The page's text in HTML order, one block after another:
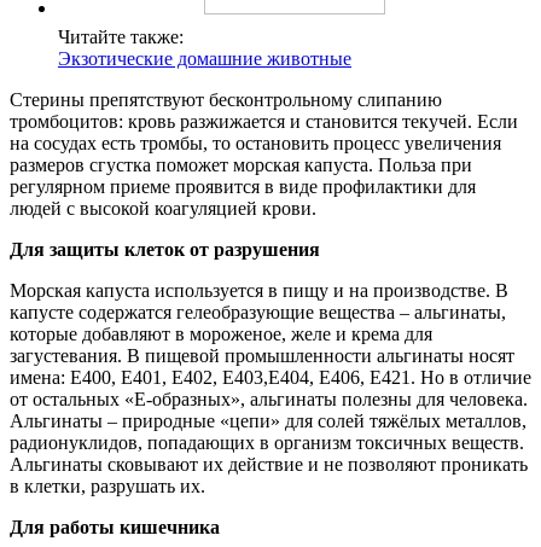
Читайте также:
Экзотические домашние животные
Стерины препятствуют бесконтрольному слипанию
тромбоцитов: кровь разжижается и становится текучей. Если
на сосудах есть тромбы, то остановить процесс увеличения
размеров сгустка поможет морская капуста. Польза при
регулярном приеме проявится в виде профилактики для
людей с высокой коагуляцией крови.
Для защиты клеток от разрушения
Морская капуста используется в пищу и на производстве. В
капусте содержатся гелеобразующие вещества – альгинаты,
которые добавляют в мороженое, желе и крема для
загустевания. В пищевой промышленности альгинаты носят
имена: Е400, Е401, Е402, Е403,Е404, Е406, Е421. Но в отличие
от остальных «Е-образных», альгинаты полезны для человека.
Альгинаты – природные «цепи» для солей тяжёлых металлов,
радионуклидов, попадающих в организм токсичных веществ.
Альгинаты сковывают их действие и не позволяют проникать
в клетки, разрушать их.
Для работы кишечника